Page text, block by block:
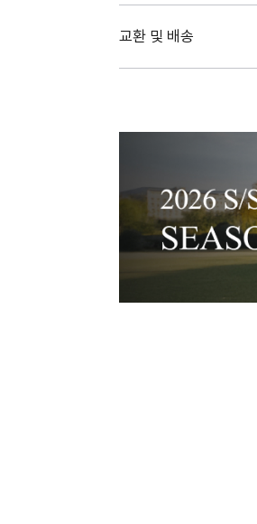
교환 및 배송